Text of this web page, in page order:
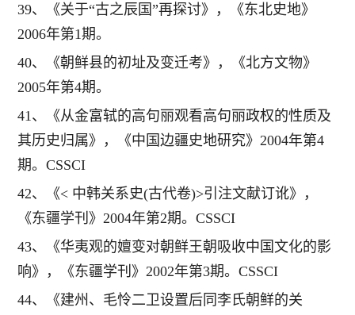
39、《关于“古之辰国”再探讨》，《东北史地》
2006年第1期。
40、《朝鲜县的初址及变迁考》，《北方文物》
2005年第4期。
41、《从金富轼的高句丽观看高句丽政权的性质及
其历史归属》，《中国边疆史地研究》2004年第4
期。CSSCI
42、《< 中韩关系史(古代卷)>引注文献订讹》，
《东疆学刊》2004年第2期。CSSCI
43、《华夷观的嬗变对朝鲜王朝吸收中国文化的影
响》，《东疆学刊》2002年第3期。CSSCI
44、《建州、毛怜二卫设置后同李氏朝鲜的关